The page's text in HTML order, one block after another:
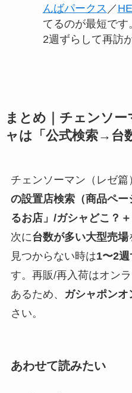
んばパークス ／
てるのが最短で
2週ずらして再訪
まとめ｜チェンソ
ャは「公式検索→台
チェンソーマン（レゼ
の設置店検索（商品ペ
るお店」/ガシャどこ？＋
次に台数が多い大型売場
見つからない時は1〜2
す。再販/再入荷はオン
あるため、
ガシャポンオ
さい。
あわせて読みたい